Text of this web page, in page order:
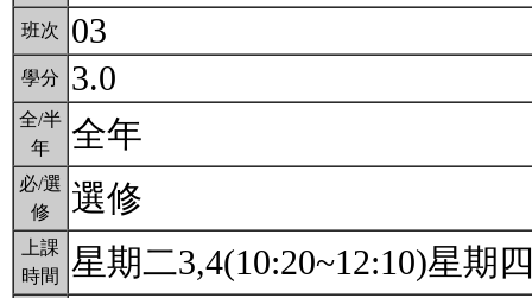
班次 03
學分 3.0
全/半
年
全年
必/選
修
選修
上課
時間
星期二3,4(10:20~12:10)星期